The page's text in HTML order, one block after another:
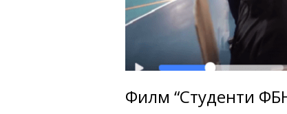
Филм “Студенти